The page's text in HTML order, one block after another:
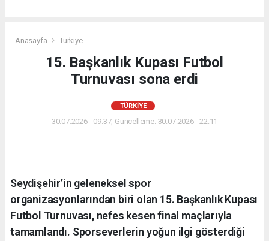
Anasayfa Türkiye
15. Başkanlık Kupası Futbol
Turnuvası sona erdi
TÜRKIYE
30.07.2026 - 09:37, Güncelleme: 30.07.2026 - 22:11
Seydişehir’in geleneksel spor
organizasyonlarından biri olan 15. Başkanlık Kupası
Futbol Turnuvası, nefes kesen final maçlarıyla
tamamlandı. Sporseverlerin yoğun ilgi gösterdiği